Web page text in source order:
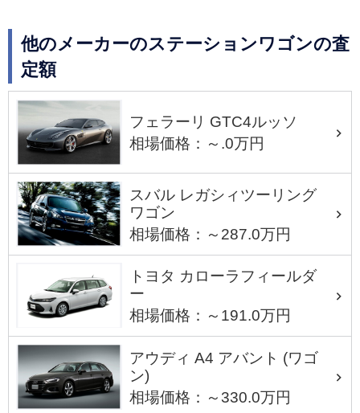
他のメーカーのステーションワゴンの査
定額
フェラーリ GTC4ルッソ
相場価格：～.0万円
スバル レガシィツーリング
ワゴン
相場価格：～287.0万円
トヨタ カローラフィールダ
ー
相場価格：～191.0万円
アウディ A4 アバント (ワゴ
ン)
相場価格：～330.0万円